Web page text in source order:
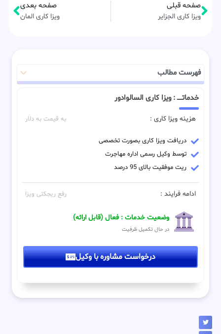
صفحه قبلی
ویزا کاری الجزایر
صفحه بعدی
ویزا کاری المان
فهرست مطالب
خدماتـــــ : ویزا کاری السالوادور
هزینه ویزا کاری : به قیمت به دلار
دریافت ویزا کاری بصورت تخصصی
توسط وکیل رسمی اداره مهاجرت
ریت موفقیت بالای 95 درصد
ادامه فرایند : رفع ریجکتی ویزا
وضعیت خدمات : فعال (قابل ارائه)
در حال تکمیل ظرفیت
درخواست مشاوره با وکیل